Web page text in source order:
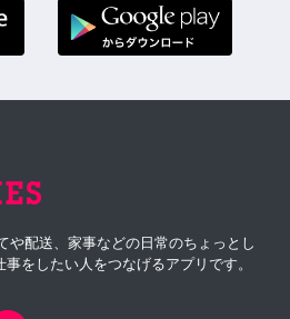
や配送、家事などの日常のちょっとし
をしたい人をつなげるアプリです。